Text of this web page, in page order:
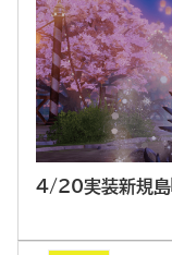
4/20実装新規島